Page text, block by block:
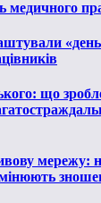
медичного
що
мережу: